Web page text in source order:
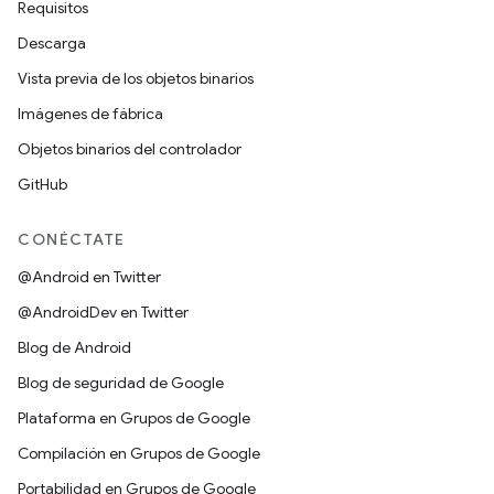
Requisitos
Descarga
Vista previa de los objetos binarios
Imágenes de fábrica
Objetos binarios del controlador
GitHub
CONÉCTATE
@Android en Twitter
@AndroidDev en Twitter
Blog de Android
Blog de seguridad de Google
Plataforma en Grupos de Google
Compilación en Grupos de Google
Portabilidad en Grupos de Google